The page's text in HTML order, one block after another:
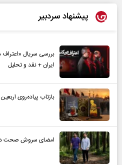
پیشنهاد سردبیر
بررسی سریال «اعتراف
ایران + نقد و تحلیل
بازتاب پیاده‌روی
امضای سروش صحت در